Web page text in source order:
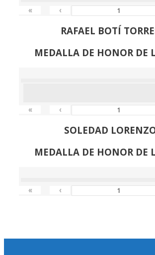
« ‹
RAFAEL BOTÍ
MEDALLA DE HONOR DE
« ‹
SOLEDAD
MEDALLA DE HONOR DE
« ‹